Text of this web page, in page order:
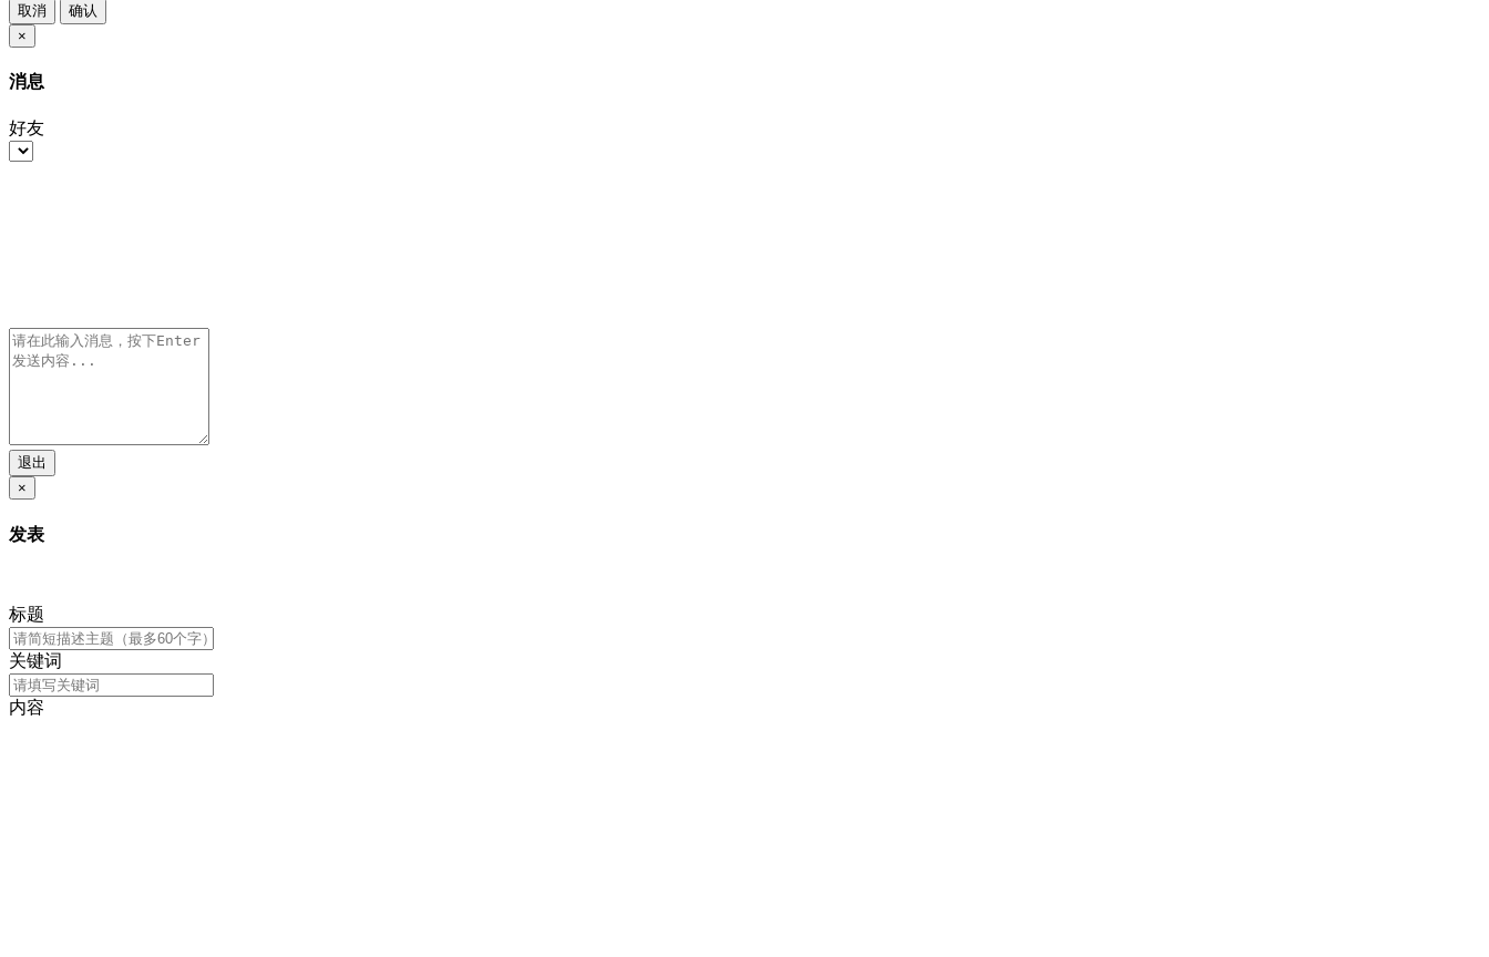
取消
确认
×
消息
好友
退出
×
发表
标题
关键词
内容